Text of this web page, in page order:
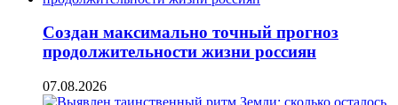
Создан максимально точный прогноз
продолжительности жизни россиян
07.08.2026